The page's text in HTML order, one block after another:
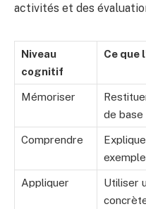
activités et des
Niveau
cognitif
Ce que
Mémoriser
de base
Comprendre
Appliquer
Utiliser